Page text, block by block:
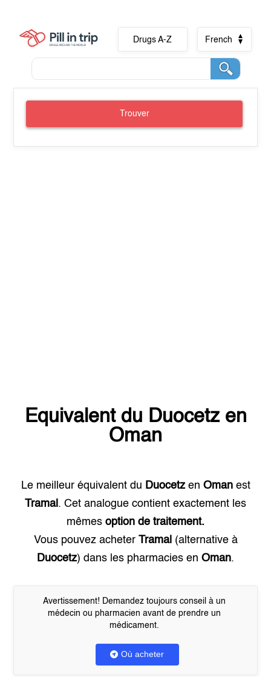
Drugs A-Z French
Trouver
Equivalent du Duocetzen
Oman
Le meilleur équivalent du Duocetzen Omanest
Tramal . Cet analogue contient exactement les
mêmes option de traitement.
Vous pouvez acheter Tramal (alternative à
Duocetz) dans les pharmacies en Oman.
Avertissement! Demandez toujours conseil à un
médecin ou pharmacien avant de prendre un
médicament.
Où acheter